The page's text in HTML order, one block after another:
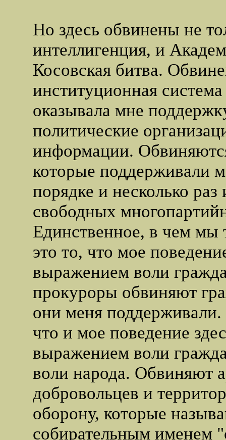
Но здесь обвинены не
интеллигенция, и
Косовская битва.
институционная
оказывала мне
политические
информации.
которые поддерживали
порядке и несколько раз
свободных
Единственное, в чем мы
это то, что мое
выражением воли
прокуроры обвиняют
они меня
что и мое поведение
выражением воли
воли народа. Обвиняют
добровольцев и
оборону, которые
собирательным именем